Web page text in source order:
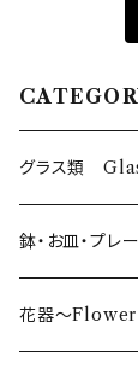
グラス類
タンブラー〜
日本酒〜
鉢・お皿・プ
花器〜Flower